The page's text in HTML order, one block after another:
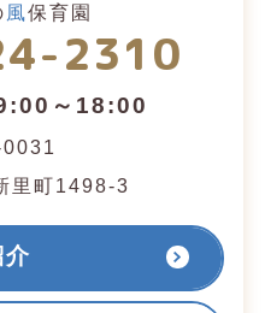
風保育園
2310
～18:00
里町1498-3
介